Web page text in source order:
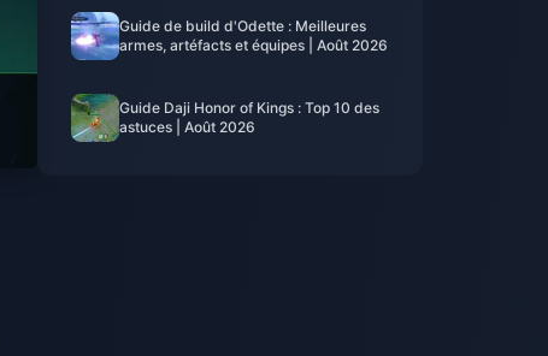
Guide de build d'Odette : Meilleures
armes, artéfacts et équipes | Août 2026
Guide Daji Honor of Kings : Top 10 des
astuces | Août 2026